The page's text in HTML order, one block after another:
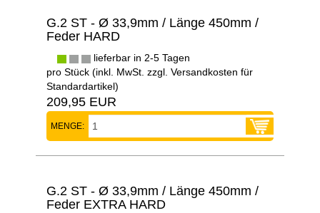
G.2 ST - Ø 33,9mm / Länge 450mm /
Feder HARD
lieferbar in 2-5 Tagen
pro Stück (inkl. MwSt. zzgl. Versandkosten für
Standardartikel)
209,95 EUR
MENGE:
G.2 ST - Ø 33,9mm / Länge 450mm /
Feder EXTRA HARD